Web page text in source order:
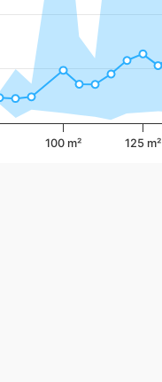
100 m² 125 m²